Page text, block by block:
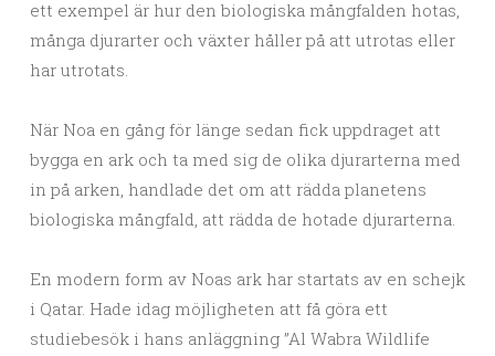
ett exempel är hur den biologiska mångfalden hotas,
många djurarter och växter håller på att utrotas eller
har utrotats.
När Noa en gång för länge sedan fick uppdraget att
bygga en ark och ta med sig de olika djurarterna med
in på arken, handlade det om att rädda planetens
biologiska mångfald, att rädda de hotade djurarterna.
En modern form av Noas ark har startats av en schejk
i Qatar. Hade idag möjligheten att få göra ett
studiebesök i hans anläggning ”Al Wabra Wildlife